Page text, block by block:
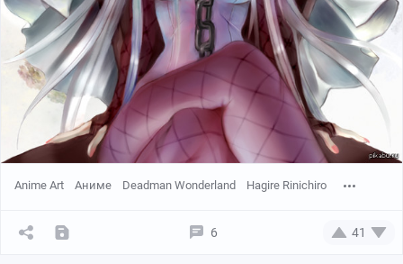
Anime Art Аниме Deadman Wonderland Hagire Rinichiro
6 41